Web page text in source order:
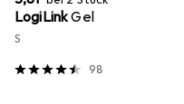
LogiLinkGel
S
98